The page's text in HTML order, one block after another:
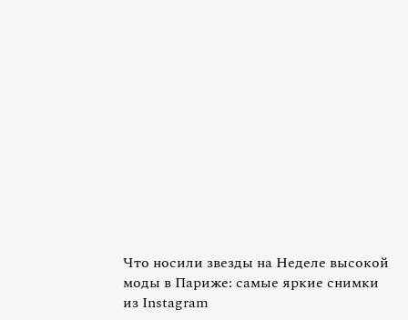
Что носили звезды на Неделе высокой
моды в Париже: самые яркие снимки
из Instagram